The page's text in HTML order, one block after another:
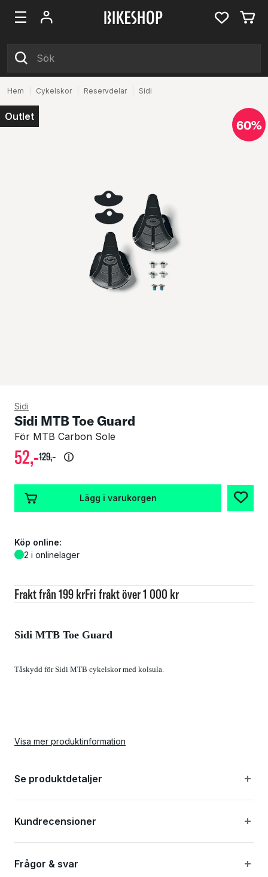
Hem Cykelskor Reservdelar Sidi
Sidi
Sidi MTB Toe Guard
För MTB Carbon Sole
52,-129,-
Outlet
60%
Sidi MTB Toe Guard
Tåskydd för Sidi MTB cykelskor med kolsula.
Visa mer produktinformation
Frakt från 199 krFri frakt över 1 000 kr
Lägg i varukorgen
Köp online:
2 i onlinelager
Se produktdetaljer
Kundrecensioner
Frågor & svar